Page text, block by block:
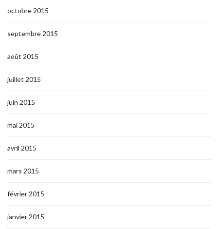
octobre 2015
septembre 2015
août 2015
juillet 2015
juin 2015
mai 2015
avril 2015
mars 2015
février 2015
janvier 2015